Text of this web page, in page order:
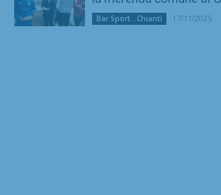
Bar Sport...Chianti 17/11/2025